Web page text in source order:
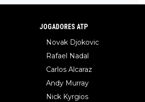
JOGADORES ATP
Novak Djokovic
Rafael Nadal
Carlos Alcaraz
Andy Murray
Nick Kyrgios